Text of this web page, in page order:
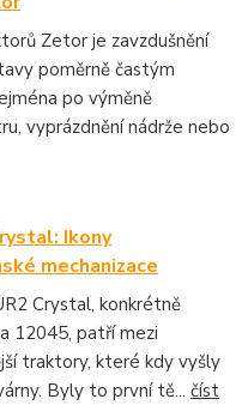
Zetor je zavzdušnění
poměrně častým
po výměně
vyprázdnění nádrže nebo
Ikony
mechanizace
Crystal, konkrétně
12045, patří mezi
traktory, které kdy vyšly
Byly to první tě... číst